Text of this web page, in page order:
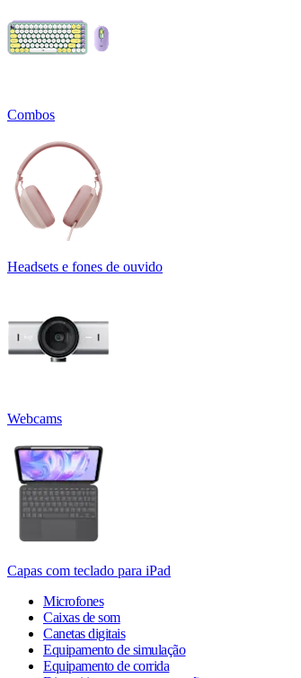
Combos
Headsets e fones de ouvido
Webcams
Capas com teclado para iPad
Microfones
Caixas de som
Canetas digitais
Equipamento de simulação
Equipamento de corrida